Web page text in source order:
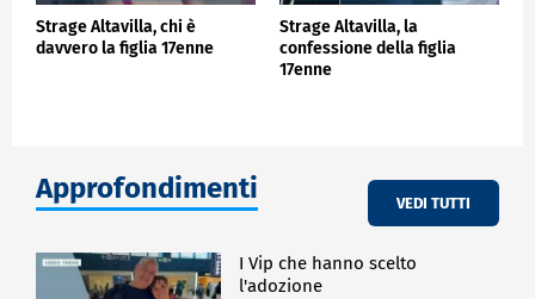
Strage Altavilla, chi è
davvero la figlia 17enne
Strage Altavilla, la
confessione della figlia
17enne
Approfondimenti VEDI TUTTI
I Vip che hanno scelto
l'adozione